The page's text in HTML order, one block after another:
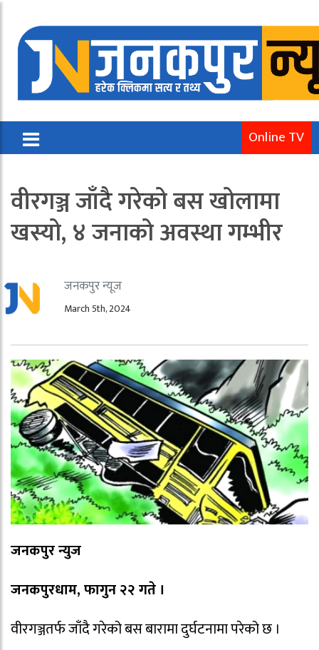
Online TV
वीरगञ्ज जाँदै गरेको बस खोलामा
खस्यो, ४ जनाको अवस्था गम्भीर
जनकपुर न्यूज
March 5th, 2024
जनकपुर न्युज
जनकपुरधाम, फागुन २२ गते ।
वीरगञ्जतर्फ जाँदै गरेको बस बारामा दुर्घटनामा परेको छ ।